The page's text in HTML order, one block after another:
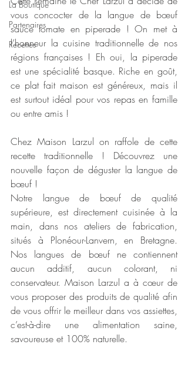
La Boutique
Partenaires
Recettes
vous concocter de la langue de bœuf
sauce tomate en piperade ! On met à
l’honneur la cuisine traditionnelle de nos
régions françaises ! Eh oui, la piperade
est une spécialité basque. Riche en goût,
ce plat fait maison est généreux, mais il
est surtout idéal pour vos repas en famille
ou entre amis !
Chez Maison Larzul on raffole de cette
recette traditionnelle ! Découvrez une
nouvelle façon de déguster la langue de
bœuf !
Notre langue de bœuf de qualité
supérieure, est directement cuisinée à la
main, dans nos ateliers de fabrication,
situés à Plonéour-Lanvern, en Bretagne.
Nos langues de bœuf ne contiennent
aucun additif, aucun colorant, ni
conservateur. Maison Larzul a à cœur de
vous proposer des produits de qualité afin
de vous offrir le meilleur dans vos assiettes,
c’est-à-dire une alimentation saine,
savoureuse et 100% naturelle.